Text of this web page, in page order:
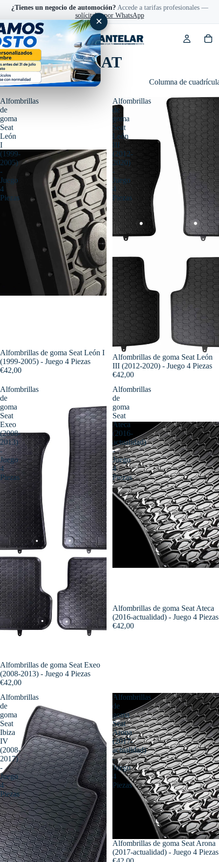
¿Tienes un negocio de automoción?Accede a tarifas profesionales —
solícitalas por WhatsApp
✕
Accesorios SEAT
Filtro Columna de
Alfombrillas
de
goma
Seat
León
I
(1999-
2005)
-
Juego
4
Piezas
Alfombrillas de goma Seat León I
(1999-2005) - Juego 4 Piezas
€42,00
Alfombrillas
de
goma
Seat
León
III
(2012-
2020)
-
Juego
4
Piezas
Alfombrillas de goma Seat León
III (2012-2020) - Juego 4 Piezas
€42,00
Alfombrillas
de
goma
Seat
Exeo
(2008-
2013)
-
Juego
4
Piezas
Alfombrillas de goma Seat Exeo
(2008-2013) - Juego 4 Piezas
€42,00
Alfombrillas
de
goma
Seat
Ateca
(2016-
actualidad)
-
Juego
4
Piezas
Alfombrillas de goma Seat Ateca
(2016-actualidad) - Juego 4 Piezas
€42,00
Alfombrillas
de
goma
Seat
Ibiza
IV
(2008-
2017)
-
Juego
4
Piezas
Alfombrillas
de
goma
Seat
Arona
(2017-
actualidad)
-
Juego
4
Piezas
Alfombrillas de goma Seat Arona
(2017-actualidad) - Juego 4 Piezas